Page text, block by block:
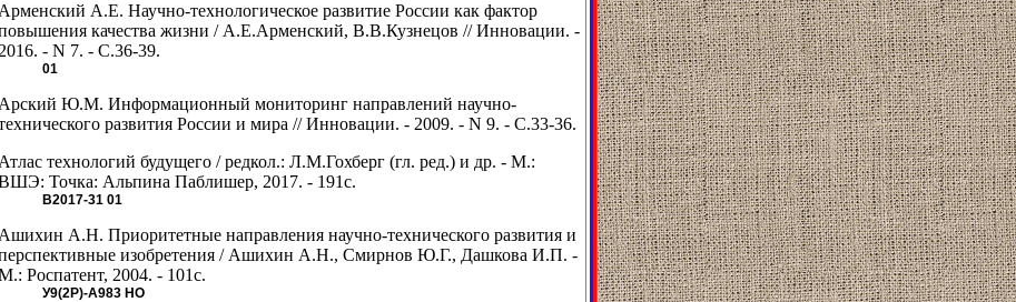
Арменский А.Е. Научно-технологическое развитие России как фактор
качества жизни / А.Е.Арменский, В.В.Кузнецов // Инновации. -
2016. - N 7. - С.36-39.
01
Арский Ю.М. Информационный мониторинг направлений научно-
развития России и мира // Инновации. - 2009. - N 9. - С.33-36.
Атлас технологий будущего / редкол.: Л.М.Гохберг (гл. ред.) и др. - М.:
Точка: Альпина Паблишер, 2017. - 191с.
В2017-31 01
Ашихин А.Н. Приоритетные направления научно-технического развития и
изобретения / Ашихин А.Н., Смирнов Ю.Г., Дашкова И.П. -
Роспатент, 2004. - 101с.
У9(2Р)-А983 НО